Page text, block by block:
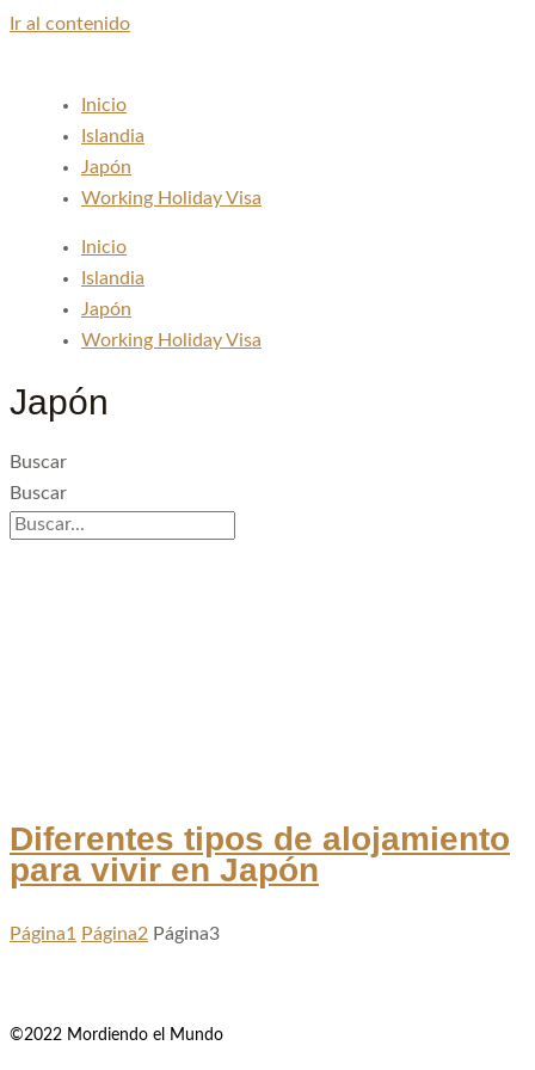
Ir al contenido
Inicio
Islandia
Japón
Working Holiday Visa
Inicio
Islandia
Japón
Working Holiday Visa
Japón
Buscar
Buscar
Diferentes tipos de alojamiento
para vivir en Japón
Página1 Página2 Página3
©2022 Mordiendo el Mundo